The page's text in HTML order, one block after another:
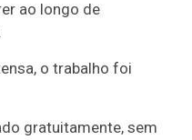
ao longo de
o trabalho foi
gratuitamente, sem